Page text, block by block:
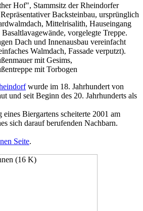
Hof", Stammsitz der Rheindorfer
Backsteinbau, ursprünglich
Mittelrisalith, Hauseingang
vorgelegte Treppe.
Dach und Innenausbau vereinfacht
Walmdach, Fassade verputzt).
mit Gesims,
mit Torbogen
wurde im 18. Jahrhundert von
und seit Beginn des 20. Jahrhunderts als
Biergartens scheiterte 2001 am
sich darauf berufenden Nachbarn.
Seite.